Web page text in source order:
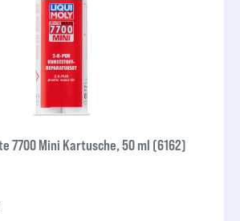
7700 Mini Kartusche, 50 ml (6162)